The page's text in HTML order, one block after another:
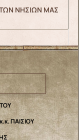
ΤΩΝ ΝΗΣΙΩΝ ΜΑΣ
ΠΑΙΣΙΟΥ